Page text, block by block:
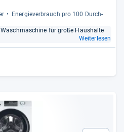
Ener­gie­ver­brauch pro 100 Durch­
für große Haus­halte
Weiterlesen